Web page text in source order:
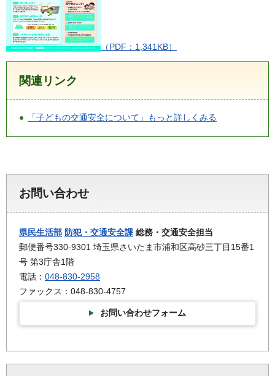
（PDF：1,341KB）
関連リンク
「子どもの交通安全について」もっと詳しくみる
お問い合わせ
県民生活部 防犯・交通安全課 総務・交通安全担当
郵便番号330-9301 埼玉県さいたま市浦和区高砂三丁目15番1
号 第3庁舎1階
電話： 048-830-2958
ファックス：048-830-4757
お問い合わせフォーム